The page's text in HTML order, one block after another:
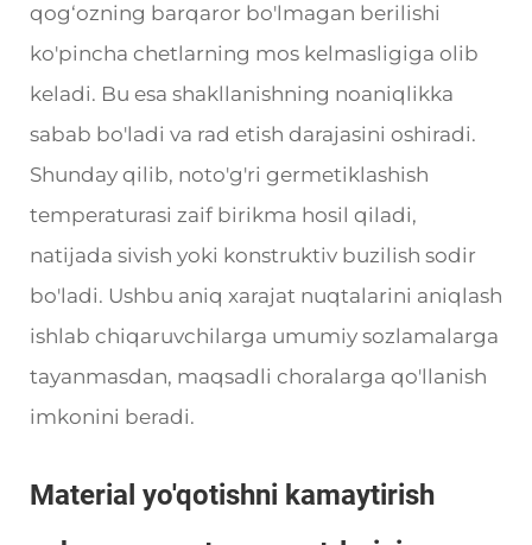
qog‘ozning barqaror bo'lmagan berilishi
ko'pincha chetlarning mos kelmasligiga olib
keladi. Bu esa shakllanishning noaniqlikka
sabab bo'ladi va rad etish darajasini oshiradi.
Shunday qilib, noto'g'ri germetiklashish
temperaturasi zaif birikma hosil qiladi,
natijada sivish yoki konstruktiv buzilish sodir
bo'ladi. Ushbu aniq xarajat nuqtalarini aniqlash
ishlab chiqaruvchilarga umumiy sozlamalarga
tayanmasdan, maqsadli choralarga qo'llanish
imkonini beradi.
Material yo'qotishni kamaytirish